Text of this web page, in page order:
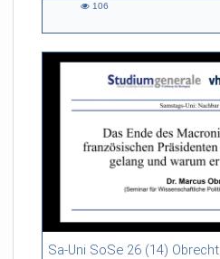
106
Sa-Uni SoSe 26 (14) Obrecht
46:53 duration